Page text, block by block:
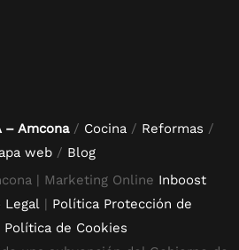
– Amcona/ Cocina / Reformas /
web/ Blog
| Marketing Online Inboost
Legal
Política Protección de
Política de Cookies